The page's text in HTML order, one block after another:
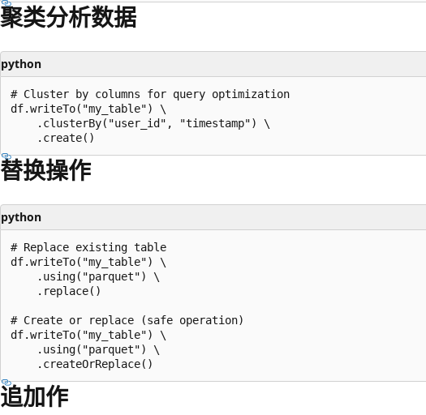
聚类分析数据
python
# Cluster by columns for query optimization
df.writeTo("my_table") \
    .clusterBy("user_id", "timestamp") \
替换操作
python
# Replace existing table
df.writeTo("my_table") \
    .using("parquet") \
    .replace()
# Create or replace (safe operation)
df.writeTo("my_table") \
    .using("parquet") \
追加作